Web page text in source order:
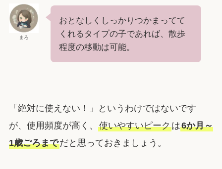
まろ
おとなしくしっかりつかまってて
くれるタイプの子であれば、散歩
程度の移動は可能。
「絶対に使えない！」というわけではないです
が、使用頻度が高く、 使いやすいピークは6か月～
1歳ごろまでだと思っておきましょう。